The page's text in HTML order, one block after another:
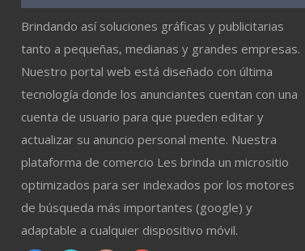
Brindando así soluciones gráficas y publicitarias
tanto a pequeñas, medianas y grandes empresas.
Nuestro portal web está diseñado con última
tecnología donde los anunciantes cuentan con una
cuenta de usuario para que pueden editar y
actualizar su anuncio personal mente. Nuestra
plataforma de comercio Les brinda un micrositio
optimizados para ser indexados por los motores
de búsqueda más importantes (google) y
adaptable a cualquier dispositivo móvil.